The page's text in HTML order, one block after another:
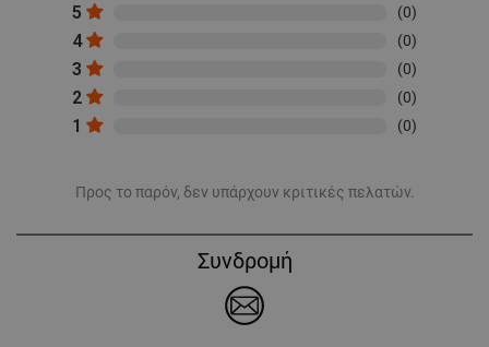
5 (0)
4 (0)
3 (0)
2 (0)
1 (0)
Προς το παρόν, δεν υπάρχουν κριτικές πελατών.
Συνδρομή